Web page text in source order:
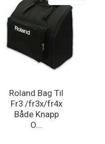
Roland Bag Til
Fr3 /fr3x/fr4x
Både Knapp
O...